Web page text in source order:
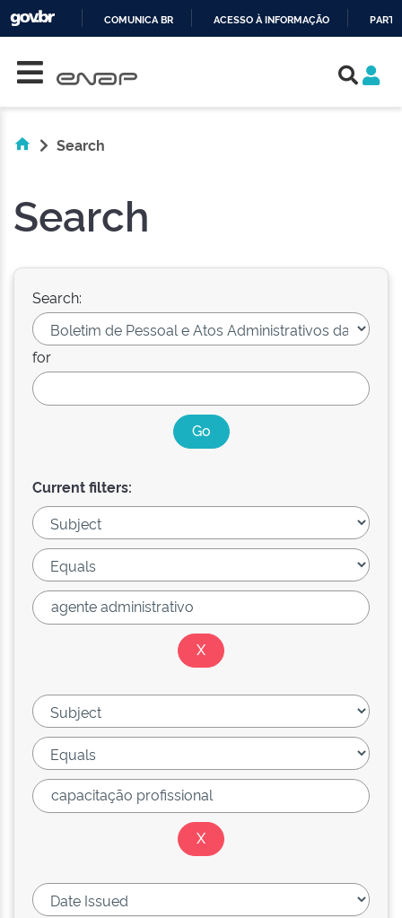
COMUNICA BR ACESSO À INFORMAÇÃO
Search
Search
Search:
for
Current filters: